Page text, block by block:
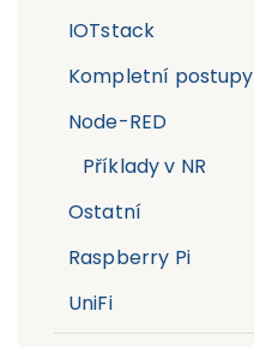
IOTstack
Kompletní postupy
Node-RED
Příklady v NR
Ostatní
Raspberry Pi
UniFi